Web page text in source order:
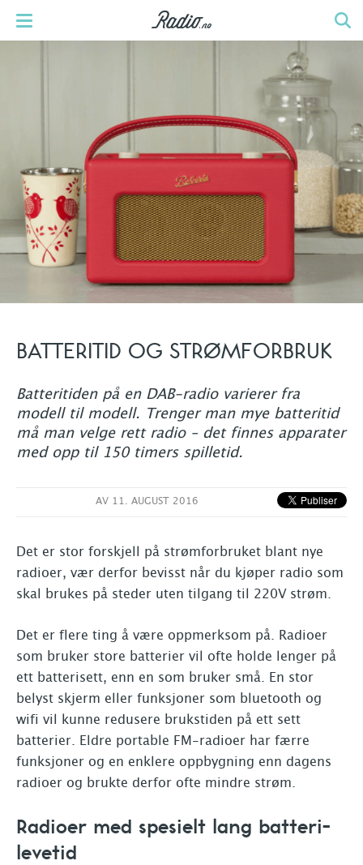
BATTERITID OG STRØMFORBRUK
Batteritiden på en DAB-radio varierer fra
modell til modell. Trenger man mye batteritid
må man velge rett radio – det finnes apparater
med opp til 150 timers spilletid.
AV 11. AUGUST 2016
Det er stor forskjell på strømforbruket blant nye
radioer, vær derfor bevisst når du kjøper radio som
skal brukes på steder uten tilgang til 220V strøm.
Det er flere ting å være oppmerksom på. Radioer
som bruker store batterier vil ofte holde lenger på
ett batterisett, enn en som bruker små. En stor
belyst skjerm eller funksjoner som bluetooth og
wifi vil kunne redusere brukstiden på ett sett
batterier. Eldre portable FM-radioer har færre
funksjoner og en enklere oppbygning enn dagens
radioer og brukte derfor ofte mindre strøm.
Radioer med spesielt lang batteri-
levetid